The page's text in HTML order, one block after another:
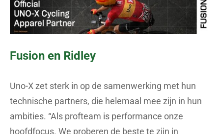
Fusion en Ridley
Uno-X zet sterk in op de samenwerking met hun
technische partners, die helemaal mee zijn in hun
ambities. “Als profteam is performance onze
hoofdfocus. We proberen de beste te zijn in